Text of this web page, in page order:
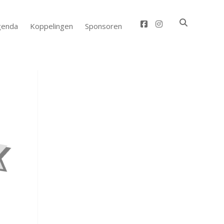
Koppelingen Sponsoren facebook
instagram